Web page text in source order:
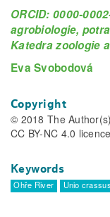
ORCID: 0000-
agrobiologie,
Katedra zoologie
Eva Svobodová
Copyright
© 2018 The
CC BY-NC 4.0
Keywords
Ohře River Unio crassus